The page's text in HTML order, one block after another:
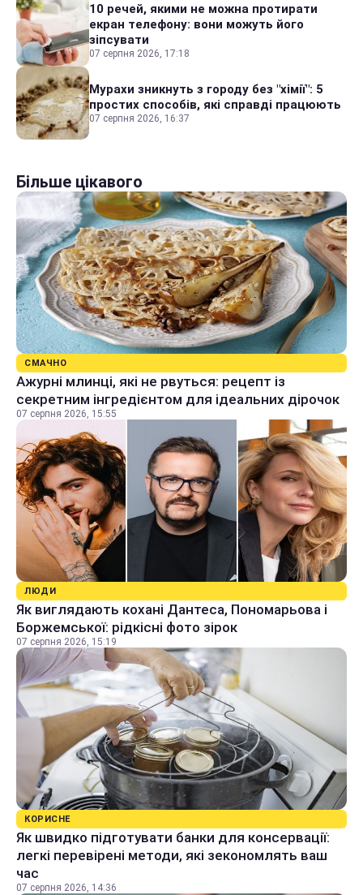
10 речей, якими не можна протирати
екран телефону: вони можуть його
зіпсувати
07 серпня 2026, 17:18
Мурахи зникнуть з городу без "хімії": 5
простих способів, які справді працюють
07 серпня 2026, 16:37
Більше цікавого
СМАЧНО
Ажурні млинці, які не рвуться: рецепт із
секретним інгредієнтом для ідеальних дірочок
07 серпня 2026, 15:55
ЛЮДИ
Як виглядають кохані Дантеса, Пономарьова і
Боржемської: рідкісні фото зірок
07 серпня 2026, 15:19
КОРИСНЕ
Як швидко підготувати банки для консервації:
легкі перевірені методи, які зекономлять ваш
час
07 серпня 2026, 14:36